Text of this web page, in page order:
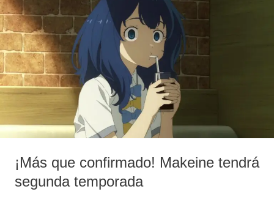
¡Más que confirmado! Makeine tendrá
segunda temporada
que
confirmado!
Makeine
tendrá
segunda
temporada